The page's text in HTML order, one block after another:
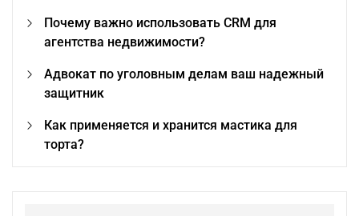
Почему важно использовать CRM для
агентства недвижимости?
Адвокат по уголовным делам ваш надежный
защитник
Как применяется и хранится мастика для
торта?